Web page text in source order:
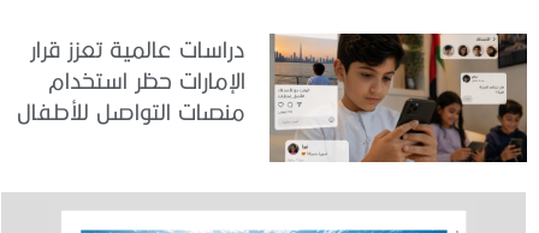
دراسات عالمية تعزز قرار
الإمارات حظر استخدام
منصات التواصل للأطفال